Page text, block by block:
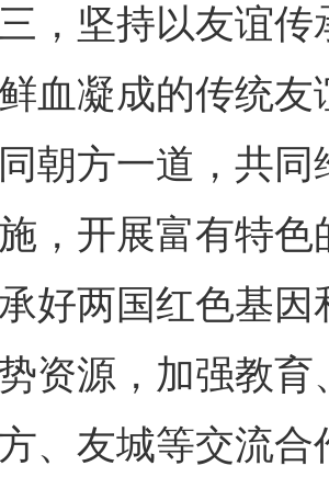
坚持以友谊传
血凝成的传统
朝方一道，共
，开展富有特
好两国红色基
资源，加强教
、友城等交流